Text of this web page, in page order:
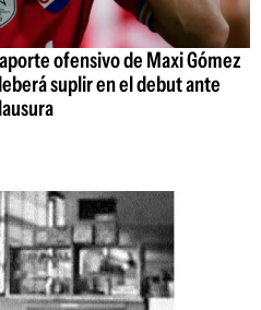
ofensivo de Maxi Gómez
suplir en el debut ante